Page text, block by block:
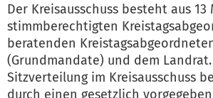
Der Kreisausschuss besteht aus
stimmberechtigten
beratenden
(Grundmandate) und dem
Sitzverteilung im Kreisausschuss
durch einen gesetzlich